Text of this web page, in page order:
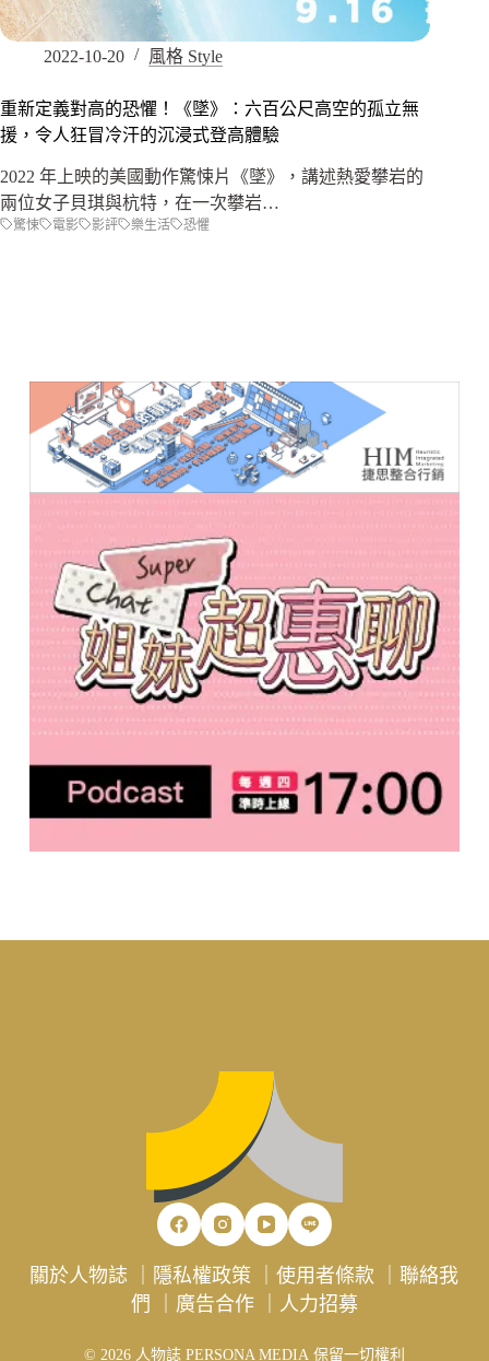
2022-10-20 風格 Style
重新定義對高的恐懼！《墜》：六百公尺高空的孤立無
援，令人狂冒冷汗的沉浸式登高體驗
2022 年上映的美國動作驚悚片《墜》，講述熱愛攀岩的
兩位女子貝琪與杭特，在一次攀岩…
驚悚 電影 影評 樂生活 恐懼
關於人物誌 隱私權政策 ｜使用者條款 ｜聯絡我
們
廣告合作｜ 人力招募
© 2026 人物誌 PERSONA MEDIA 保留一切權利